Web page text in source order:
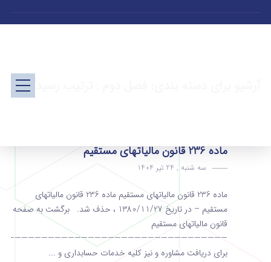
آرشیو برای دسته بندی: فصل دوم : ترتیب رسیدگی
ماده 236 قانون مالیاتهای مستقیم
سه شنبه , 24 تیر 1404
ماده 236 قانون مالیاتهای مستقیم ماده 236 قانون مالیاتهای
مستقیم – در تاریخ 1380/11/27 ، حذف شد. برگشت به صفحه
قانون مالیاتهای مستقیم
برای دریافت مشاوره و نیز کلیه خدمات حسابداری و ...